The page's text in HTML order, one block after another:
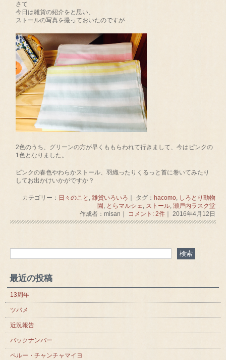
さて
今日は雑貨の紹介をと思い、
ストールの写真を撮っておいたのですが…
2色のうち、グリーンの方が早くももらわれて行きまして、今はピンクの
1色となりました。
ピンクの春色やわらかストール、羽織ったりくるっと首に巻いてみたり
してお出かけいかがですか？
カテゴリー： 日々のこと , 雑貨いろいろ ｜ タグ： hacomo, しろとり動物
園 , とらマルシェ, ストール, 瀬戸内ラスク堂
作成者：misan｜ コメント: 2件｜ 2016年4月12日
最近の投稿
13周年
ツバメ
近況報告
バックナンバー
ペルー・チャンチャマイヨ